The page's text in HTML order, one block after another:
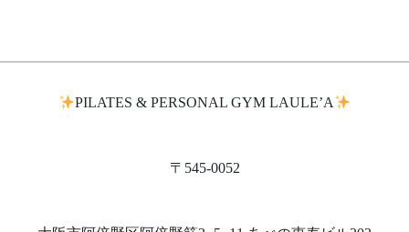
PILATES & PERSONAL GYM LAULE’A
〒545-0052